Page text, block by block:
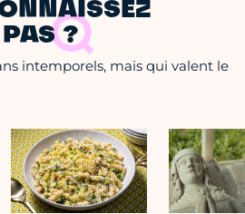
?
intemporels, mais qui valent le